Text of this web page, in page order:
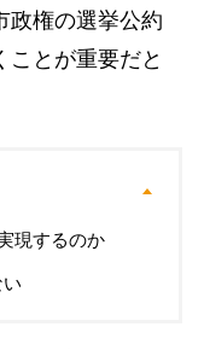
政権の選挙公約
ことが重要だと
現するのか